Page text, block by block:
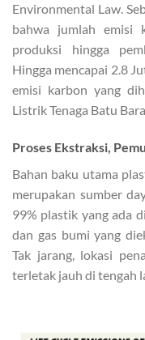
Environmental Law.
bahwa jumlah emisi
produksi hingga
Hingga mencapai 2.8
emisi karbon yang
Listrik Tenaga Batu
Proses Ekstraksi,
Bahan baku utama
merupakan sumber
99% plastik yang ada
dan gas bumi yang
Tak jarang, lokasi
terletak jauh di tengah